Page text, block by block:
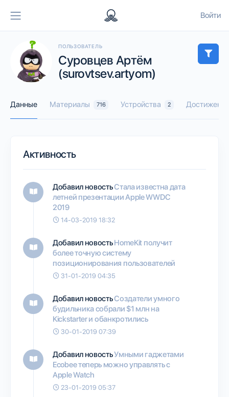
Войти
ПОЛЬЗОВАТЕЛЬ
Суровцев Артём
(surovtsev.artyom)
Данные Материалы 716 Устройства 2 Достижения
Активность
Добавил новостьСтала известна дата
летней презентации Apple WWDC
2019
14-03-2019 18:32
Добавил новостьHomeKit получит
более точную систему
позиционирования пользователей
31-01-2019 04:35
Добавил новостьСоздатели умного
будильника собрали $1 млн на
Kickstarter и обанкротились
30-01-2019 07:39
Добавил новостьУмными гаджетами
Ecobee теперь можно управлять с
Apple Watch
23-01-2019 05:37